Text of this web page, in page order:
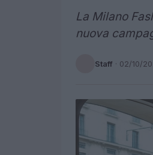
La Milano
nuova
Staff · 02/10/